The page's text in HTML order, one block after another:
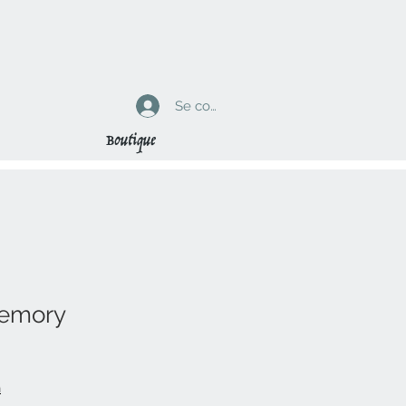
Se connecter
Boutique